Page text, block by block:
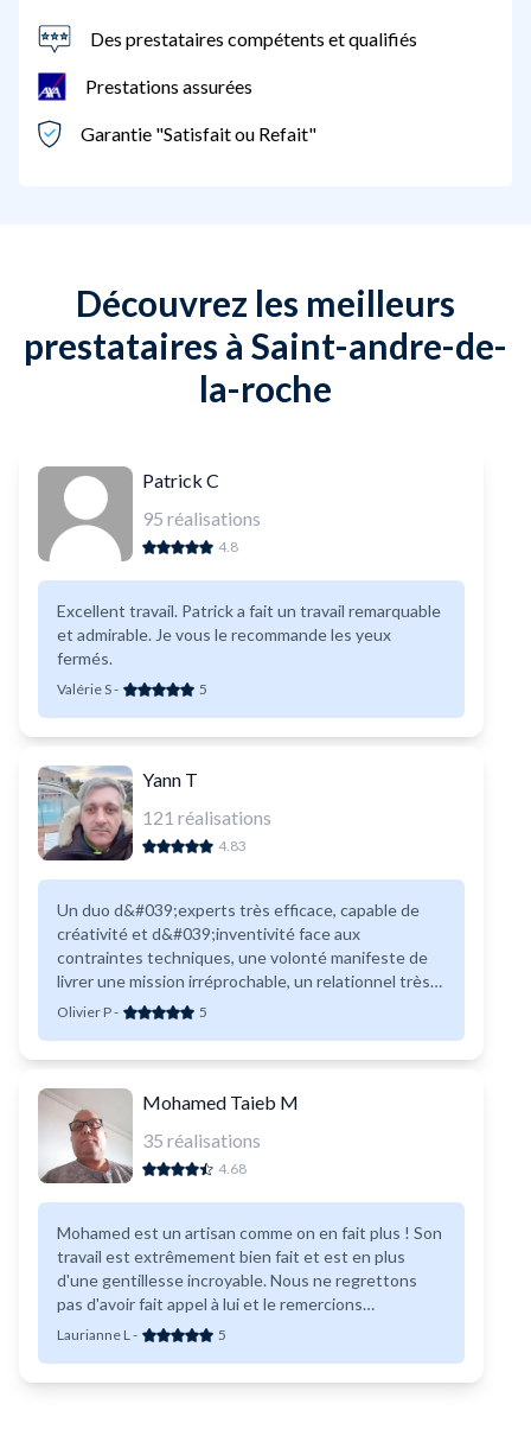
Des prestataires compétents et qualifiés
Prestations assurées
Garantie "Satisfait ou Refait"
Découvrez les meilleurs
prestataires à Saint-andre-de-
la-roche
Patrick C
95 réalisations
4.8
Excellent travail. Patrick a fait un travail remarquable
et admirable. Je vous le recommande les yeux
fermés.
Valérie S- 5
Yann T
121 réalisations
4.83
Un duo d&#039;experts très efficace, capable de
créativité et d&#039;inventivité face aux
contraintes techniques, une volonté manifeste de
livrer une mission irréprochable, un relationnel très
agréable. je recommande chaleureusement.
Olivier P- 5
Mohamed Taieb M
35 réalisations
4.68
Mohamed est un artisan comme on en fait plus ! Son
travail est extrêmement bien fait et est en plus
d'une gentillesse incroyable. Nous ne regrettons
pas d'avoir fait appel à lui et le remercions
énormément d'avoir refait tous nos murs ! N'hésitez
Laurianne L - 5